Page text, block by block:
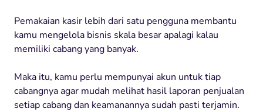
Pemakaian kasir lebih dari satu pengguna membantu
kamu mengelola bisnis skala besar apalagi kalau
memiliki cabang yang banyak.
Maka itu, kamu perlu mempunyai akun untuk tiap
cabangnya agar mudah melihat hasil laporan penjualan
setiap cabang dan keamanannya sudah pasti terjamin.